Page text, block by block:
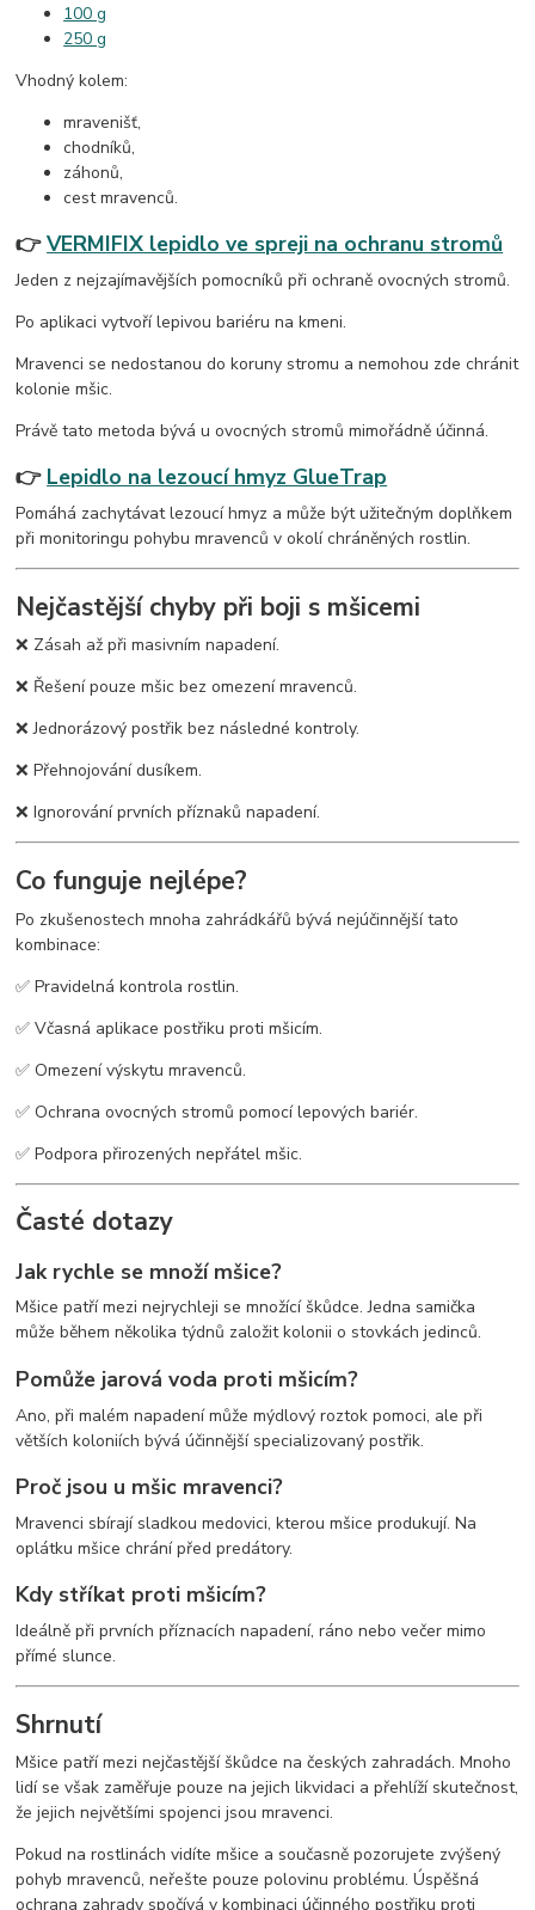
100 g
250 g
Vhodný kolem:
mravenišť,
chodníků,
záhonů,
cest mravenců.
👉VERMIFIX lepidlo ve spreji na ochranu stromů
Jeden z nejzajímavějších pomocníků při ochraně ovocných stromů.
Po aplikaci vytvoří lepivou bariéru na kmeni.
Mravenci se nedostanou do koruny stromu a nemohou zde chránit
kolonie mšic.
Právě tato metoda bývá u ovocných stromů mimořádně účinná.
👉 Lepidlo na lezoucí hmyz GlueTrap
Pomáhá zachytávat lezoucí hmyz a může být užitečným doplňkem
při monitoringu pohybu mravenců v okolí chráněných rostlin.
Nejčastější chyby při boji s mšicemi
❌ Zásah až při masivním napadení.
❌ Řešení pouze mšic bez omezení mravenců.
❌ Jednorázový postřik bez následné kontroly.
❌ Přehnojování dusíkem.
❌ Ignorování prvních příznaků napadení.
Co funguje nejlépe?
Po zkušenostech mnoha zahrádkářů bývá nejúčinnější tato
kombinace:
✅ Pravidelná kontrola rostlin.
✅ Včasná aplikace postřiku proti mšicím.
✅ Omezení výskytu mravenců.
✅ Ochrana ovocných stromů pomocí lepových bariér.
✅ Podpora přirozených nepřátel mšic.
Časté dotazy
Jak rychle se množí mšice?
Mšice patří mezi nejrychleji se množící škůdce. Jedna samička
může během několika týdnů založit kolonii o stovkách jedinců.
Pomůže jarová voda proti mšicím?
Ano, při malém napadení může mýdlový roztok pomoci, ale při
větších koloniích bývá účinnější specializovaný postřik.
Proč jsou u mšic mravenci?
Mravenci sbírají sladkou medovici, kterou mšice produkují. Na
oplátku mšice chrání před predátory.
Kdy stříkat proti mšicím?
Ideálně při prvních příznacích napadení, ráno nebo večer mimo
přímé slunce.
Shrnutí
Mšice patří mezi nejčastější škůdce na českých zahradách. Mnoho
lidí se však zaměřuje pouze na jejich likvidaci a přehlíží skutečnost,
že jejich největšími spojenci jsou mravenci.
Pokud na rostlinách vidíte mšice a současně pozorujete zvýšený
pohyb mravenců, neřešte pouze polovinu problému. Úspěšná
ochrana zahrady spočívá v kombinaci účinného postřiku proti